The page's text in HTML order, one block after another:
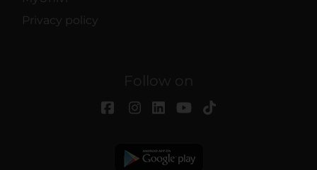
Privacy policy
Follow on